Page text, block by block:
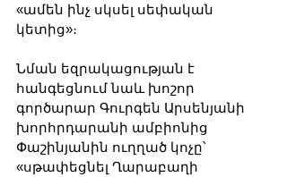
«ամեն ինչ սկսել սեփական
կետից»։
Նման եզրակացության է
հանգեցնում նաև խոշոր
գործարար Գուրգեն Արսենյանի
խորհրդարանի ամբիոնից
Փաշինյանին ուղղած կոչը՝
«սթափեցնել Ղարաբաղի